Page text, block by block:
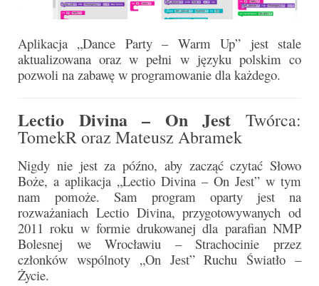
Zakończenie oktawy 2023
Niedziela Palmowa 2023
Galerie 2022
Bierzmowanie 24.10.2022r.
Złoty Jubileusz
Pierwsza Komunia Św. – Gr 1
Pierwsza Komunia Św. – Gr 2
Aplikacja „Dance Party – Warm Up” jest stale
aktualizowana oraz w pełni w języku polskim co
pozwoli na zabawę w programowanie dla każdego.
Lectio Divina – On Jest Twórca:
TomekR oraz Mateusz Abramek
Nigdy nie jest za późno, aby zacząć czytać Słowo
Boże, a aplikacja „Lectio Divina – On Jest” w tym
nam pomoże. Sam program oparty jest na
rozważaniach Lectio Divina, przygotowywanych od
2011 roku w formie drukowanej dla parafian NMP
Bolesnej we Wrocławiu – Strachocinie przez
członków wspólnoty „On Jest” Ruchu Światło –
Życie.